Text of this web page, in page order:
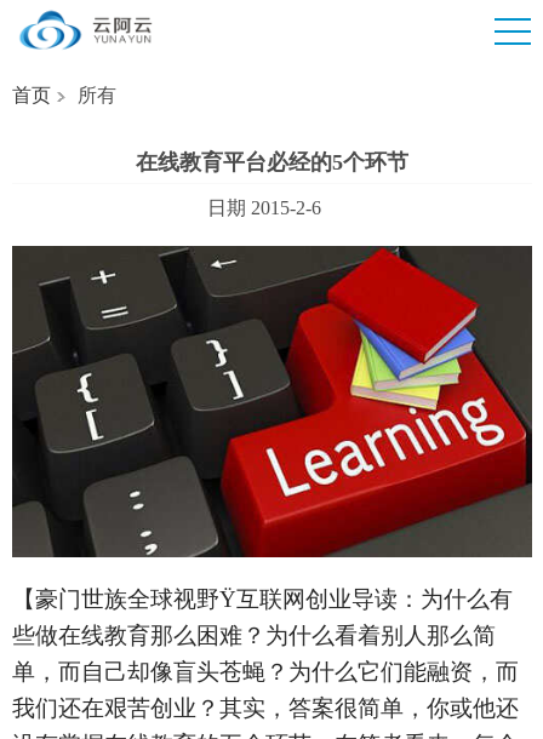
首页 所有
在线教育平台必经的5个环节
日期 2015-2-6
【豪门世族全球视野Ÿ互联网创业导读：为什么有
些做在线教育那么困难？为什么看着别人那么简
单，而自己却像盲头苍蝇？为什么它们能融资，而
我们还在艰苦创业？其实，答案很简单，你或他还